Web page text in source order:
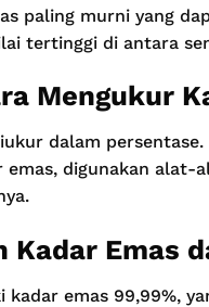
paling murni yang
tertinggi di antara
Mengukur
dalam
emas, digunakan
Kadar Emas
kadar emas 99,99%,